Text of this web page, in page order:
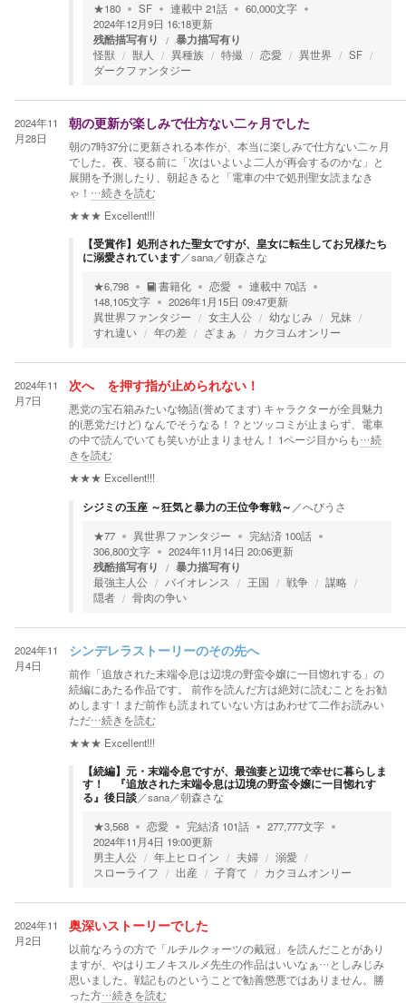
★180 SF 連載中 21話 60,000文字
2024年12月9日 16:18更新
残酷描写有り 暴力描写有り
怪獣 獣人 異種族 特撮 恋愛 異世界
SF
ダークファンタジー
2024年11
月28日
朝の更新が楽しみで仕方ない二ヶ月でした
朝の7時37分に更新される本作が、本当に楽しみで仕方ない二ヶ月
でした。夜、寝る前に「次はいよいよ二人が再会するのかな」と
展開を予測したり、朝起きると「電車の中で処刑聖女読まなき
ゃ！ …続きを読む
★★★ Excellent!!!
【受賞作】処刑された聖女ですが、皇女に転生してお兄様たち
に溺愛されています／sana／朝森さな
★6,798 書籍化 恋愛 連載中 70話
148,105文字 2026年1月15日 09:47更新
異世界ファンタジー
女主人公 幼なじみ
兄妹
すれ違い
年の差 ざまぁ カクヨムオンリー
2024年11
月7日
次へ を押す指が止められない！
悪党の宝石箱みたいな物語(誉めてます) キャラクターが全員魅力
的(悪党だけど) なんでそうなる！？とツッコミが止まらず、電車
の中で読んでいても笑いが止まりません！ 1ページ目からも…続
きを読む
★★★ Excellent!!!
シジミの玉座 ～狂気と暴力の王位争奪戦～ ／へびうさ
★77 異世界ファンタジー 完結済 100話
306,800文字 2024年11月14日 20:06更新
残酷描写有り 暴力描写有り
最強主人公 バイオレンス 王国 戦争
謀略
隠者
骨肉の争い
2024年11
月4日
シンデレラストーリーのその先へ
前作「追放された末端令息は辺境の野蛮令嬢に一目惚れする」の
続編にあたる作品です。 前作を読んだ方は絶対に読むことをお勧
めします！まだ前作も読まれていない方はあわせて二作お読みい
ただ…続きを読む
★★★ Excellent!!!
【続編】元・末端令息ですが、最強妻と辺境で幸せに暮らしま
す！ 『追放された末端令息は辺境の野蛮令嬢に一目惚れす
る』後日談／sana／朝森さな
★3,568 恋愛 完結済 101話 277,777文字
2024年11月4日 19:00更新
男主人公
年上ヒロイン 夫婦
溺愛
スローライフ
出産 子育て カクヨムオンリー
2024年11
月2日
奥深いストーリーでした
以前なろうの方で「ルチルクォーツの戴冠」を読んだことがあり
ますが、やはりエノキスルメ先生の作品はいいなぁ…としみじみ
思いました。戦記ものということで勧善懲悪ではありません。勝
った方…続きを読む